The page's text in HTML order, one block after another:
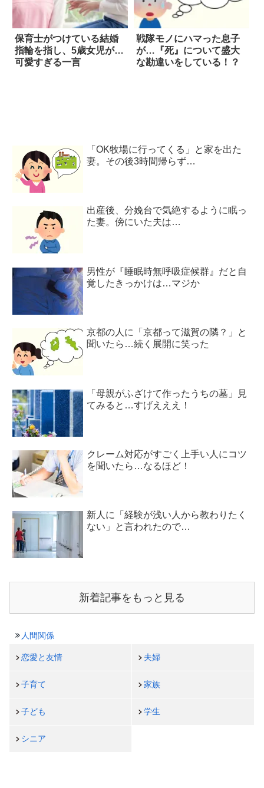
保育士がつけている結婚
指輪を指し、5歳女児が…
可愛すぎる一言
戦隊モノにハマった息子
が…『死』について盛大
な勘違いをしている！？
「OK牧場に行ってくる」と家を出た
妻。その後3時間帰らず…
出産後、分娩台で気絶するように眠っ
た妻。傍にいた夫は…
男性が『睡眠時無呼吸症候群』だと自
覚したきっかけは…マジか
京都の人に「京都って滋賀の隣？」と
聞いたら…続く展開に笑った
「母親がふざけて作ったうちの墓」見
てみると…すげえええ！
クレーム対応がすごく上手い人にコツ
を聞いたら…なるほど！
新人に「経験が浅い人から教わりたく
ない」と言われたので…
新着記事をもっと見る
人間関係
恋愛と友情 夫婦
子育て 家族
子ども 学生
シニア